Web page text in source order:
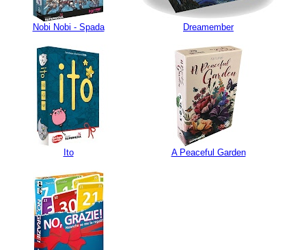
Nobi Nobi - Spada Dreamember
Ito A Peaceful Garden